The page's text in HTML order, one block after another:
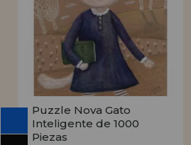
INFORMACIÓN
955 333 133
info@casadelpuzzle.com
Puzzle Nova Gato
Inteligente de 1000
Piezas